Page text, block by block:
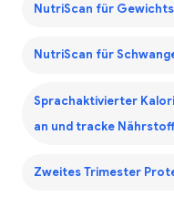
NutriScan für
NutriScan für
Sprachaktivierter
an und tracke
Zweites Trimester